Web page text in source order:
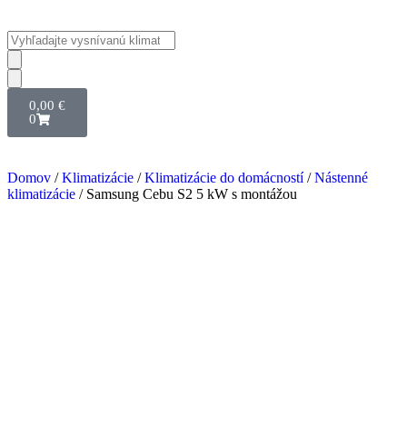
0,00 €
0
Domov /Klimatizácie /Klimatizácie do domácností/Nástenné
klimatizácie / Samsung Cebu S2 5 kW s montážou